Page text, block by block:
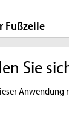
Fußzeile
Sie
Anwendung